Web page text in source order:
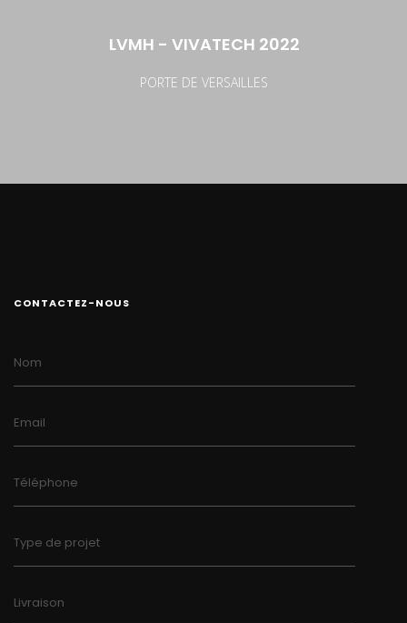
LVMH - VIVATECH 2022
PORTE DE VERSAILLES
CONTACTEZ-NOUS
Nom
Email
Téléphone
Type de projet
Livraison